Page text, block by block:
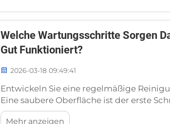
Welche Wartungsschritte Sorgen
Gut Funktioniert?
2026-03-18 09:49:41
Entwickeln Sie eine regelmäßige
Eine saubere Oberfläche ist der erste
Zustand zu halten – diese Erkenntnis
Mehr anzeigen